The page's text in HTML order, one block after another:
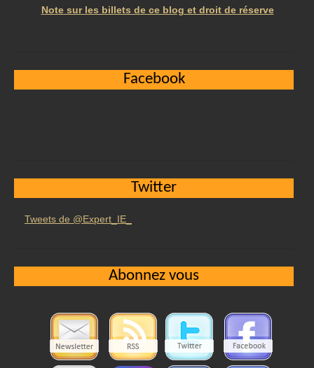
Note sur les billets de ce blog et droit de réserve
Facebook
Twitter
Tweets de @Expert_IE_
Abonnez vous